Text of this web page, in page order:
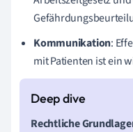
Kommunikation:
mit Patienten ist ein
Rechtliche